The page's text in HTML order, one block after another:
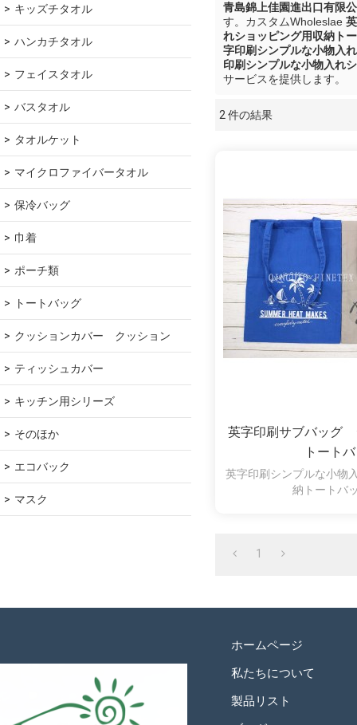
キッズチタオル
ハンカチタオル
フェイスタオル
バスタオル
タオルケット
マイクロファイバータオル
保冷バッグ
巾着
ポーチ類
トートバッグ
クッションカバー　クッション
ティッシュカバー
キッチン用シリーズ
そのほか
エコバック
マスク
青島錦上佳園進出口有限
す。カスタムWholeslae
れショッピング用収納ト
字印刷シンプルな小物入
印刷シンプルな小物入れ
サービスを提供します。
2 件の結果
英字印刷サブバッ
トート
英字印刷シンプルな小物
納トートバ
1
ホームページ
私たちについて
製品リスト